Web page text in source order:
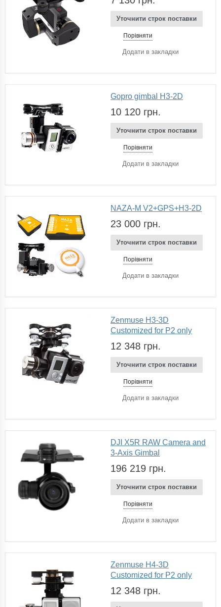
Уточнити строк поставки
Порівняти
Додати в закладки
Gopro gimbal H3-2D
10 120 грн.
Уточнити строк поставки
Порівняти
Додати в закладки
NAZA‐M V2+GPS+H3‐2D
23 000 грн.
Уточнити строк поставки
Порівняти
Додати в закладки
Zenmuse H3-3D
Customized for P2 only
12 348 грн.
Уточнити строк поставки
Порівняти
Додати в закладки
DJI X5R RAW Camera and
3-Axis Gimbal
196 219 грн.
Уточнити строк поставки
Порівняти
Додати в закладки
Zenmuse H4-3D
Customized for P2 only
12 348 грн.